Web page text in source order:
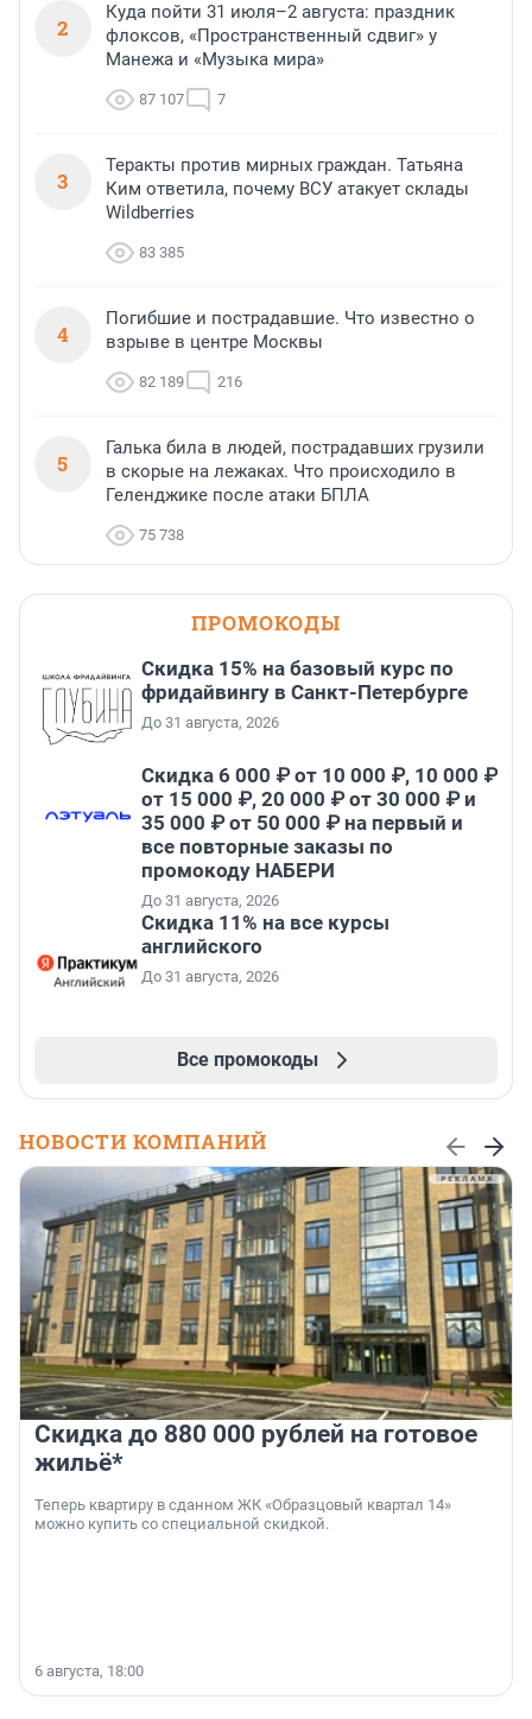
2
Куда пойти 31 июля–2 августа: праздник
флоксов, «Пространственный сдвиг» у
Манежа и «Музыка мира»
87 107 7
3
Теракты против мирных граждан. Татьяна
Ким ответила, почему ВСУ атакует склады
Wildberries
83 385
4
Погибшие и пострадавшие. Что известно о
взрыве в центре Москвы
82 189 216
5
Галька била в людей, пострадавших грузили
в скорые на лежаках. Что происходило в
Геленджике после атаки БПЛА
75 738
ПРОМОКОДЫ
Скидка 15% на базовый курс по
фридайвингу в Санкт-Петербурге
До 31 августа, 2026
Скидка 6 000 ₽ от 10 000 ₽, 10 000 ₽
от 15 000 ₽, 20 000 ₽ от 30 000 ₽ и
35 000 ₽ от 50 000 ₽ на первый и
все повторные заказы по
промокоду НАБЕРИ
До 31 августа, 2026
Скидка 11% на все курсы
английского
До 31 августа, 2026
Все промокоды
НОВОСТИ КОМПАНИЙ
Скидка до 880 000 рублей на готовое
жильё*
Теперь квартиру в сданном ЖК «Образцовый квартал 14»
можно купить со специальной скидкой.
6 августа, 18:00